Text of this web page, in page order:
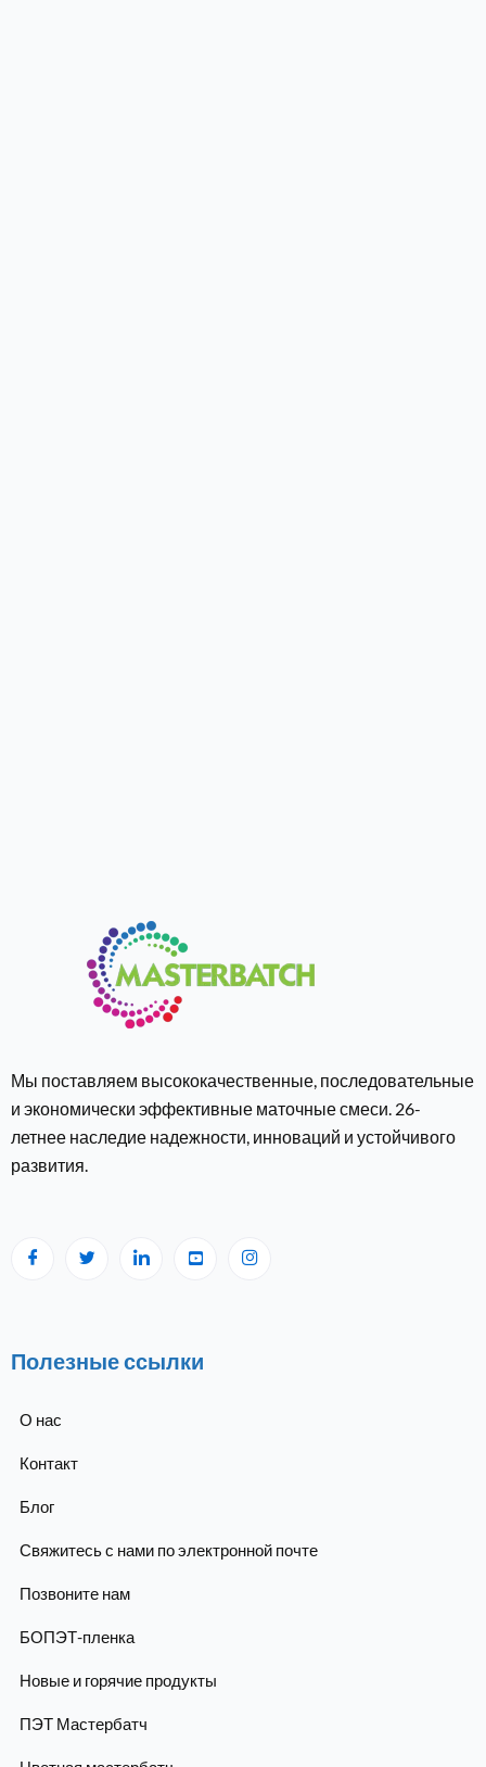
Мы поставляем высококачественные, последовательные
и экономически эффективные маточные смеси. 26-
летнее наследие надежности, инноваций и устойчивого
развития.
Полезные ссылки
О нас
Контакт
Блог
Свяжитесь с нами по электронной почте
Позвоните нам
БОПЭТ-пленка
Новые и горячие продукты
ПЭТ Мастербатч